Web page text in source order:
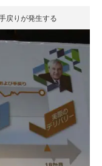
戻りが発生する